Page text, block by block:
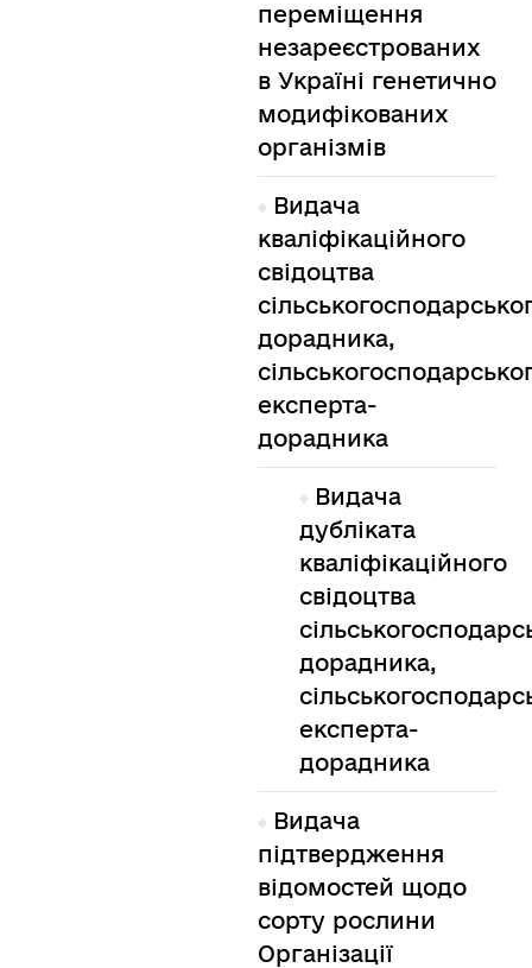
переміщення
незареєстрованих
в Україні генетично
модифікованих
організмів
Видача
кваліфікаційного
свідоцтва
дорадника,
експерта-
дорадника
Видача
дубліката
кваліфікаційного
свідоцтва
дорадника,
експерта-
дорадника
Видача
підтвердження
відомостей щодо
сорту рослини
Організації